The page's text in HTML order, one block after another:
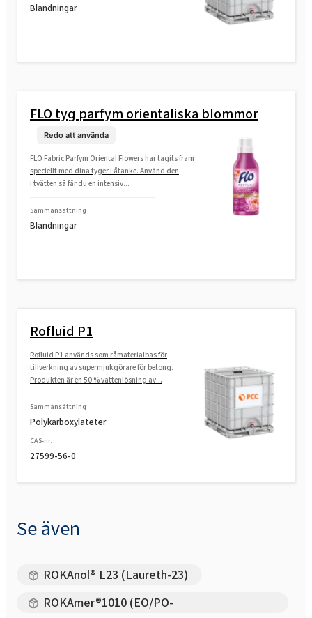
Blandningar
FLO tyg parfym orientaliska blommor
Redo att använda
FLO Fabric Parfym Oriental Flowers har tagits fram
speciellt med dina tyger i åtanke. Använd den
i tvätten så får du en intensiv...
Sammansättning
Blandningar
Rofluid P1
Rofluid P1 används som råmaterialbas för
tillverkning av supermjukgörare för betong.
Produkten är en 50 % vattenlösning av...
Sammansättning
Polykarboxylateter
CAS-nr.
27599-56-0
Se även
ROKAnol® L23 (Laureth-23)
ROKAmer®1010 (EO/PO-